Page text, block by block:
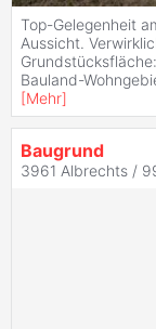
Top-Gelegenheit
Aussicht.
Bauland-
[Mehr]
Baugrund
3961 Albrechts /